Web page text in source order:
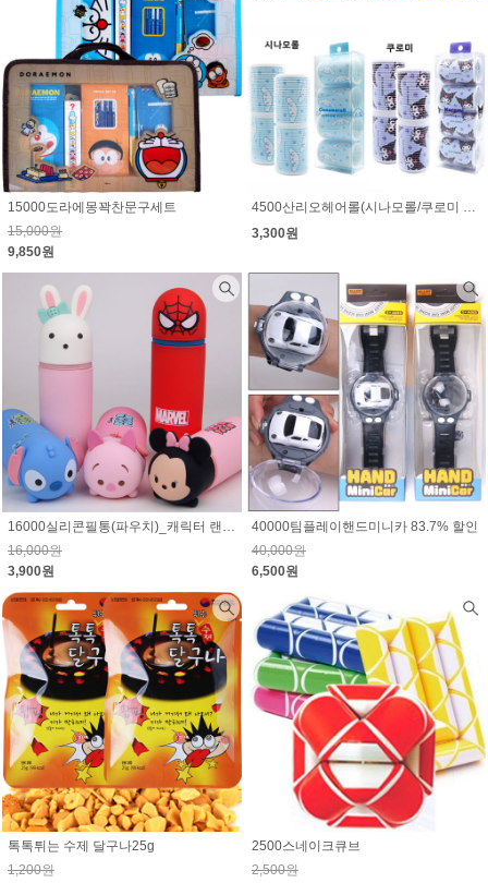
15000도라에몽꽉찬문구세트
15,000원
9,850원
4500산리오헤어롤(시나모롤/쿠로미 선택)
3,300원
16000실리콘필통(파우치)_캐릭터 랜덤(마블,스티치,디즈니)75.6% 할인
16,000원
3,900원
40000팀플레이핸드미니카 83.7% 할인
40,000원
6,500원
톡톡튀는 수제 달구나25g
1,200원
2500스네이크큐브
2,500원